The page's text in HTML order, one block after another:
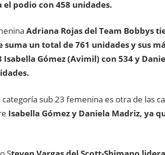
el podio con 458 unidades.
Adriana Rojas del Team Bobbys
suma un total de 761 unidades y sus
Gómez (Avimil) con 534 y
sub 23 femenina es otra de las
Isabella Gómez y Daniela Madriz, ya